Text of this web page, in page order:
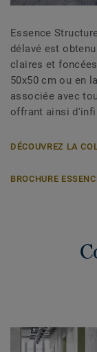
Essence
délavé est
claires et
50x50 cm ou en
associée avec
offrant ainsi
DÉCOUVREZ LA
BROCHURE